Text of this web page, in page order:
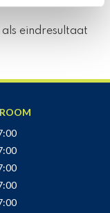
eindresultaat